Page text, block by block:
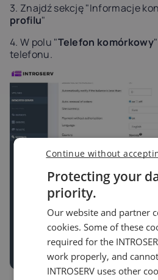
3. Znajdź sekcję "Informacje
profilu"
4. W polu "Telefon komórkowy
telefonu.
Protecting your
priority.
Our website and partner
cookies. Some of these
required for the
work properly, and
INTROSERV uses other
Continue without